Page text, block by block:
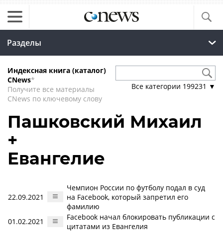
Разделы
Индексная книга (каталог)
CNews*
Получите все материалы
CNews по ключевому слову
Все категории 199231 ▼
Пашковский Михаил
+
Евангелие
22.09.2021
Чемпион России по футболу подал в суд
на Facebook, который запретил его
фамилию
01.02.2021
Facebook начал блокировать публикации с
цитатами из Евангелия